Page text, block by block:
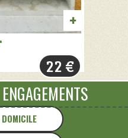
PANIER
22 €
ENGAGEMENTS